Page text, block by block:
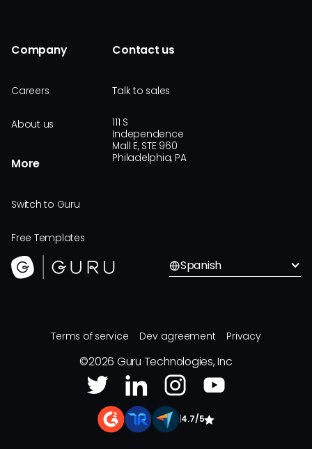
Company
Careers
About us
More
Switch to Guru
Free Templates
Contact us
Talk to sales
111 S
Independence
Mall E, STE 960
Philadelphia, PA
Spanish
Terms of service Dev agreement Privacy
©2026 Guru Technologies, Inc
4.7/5